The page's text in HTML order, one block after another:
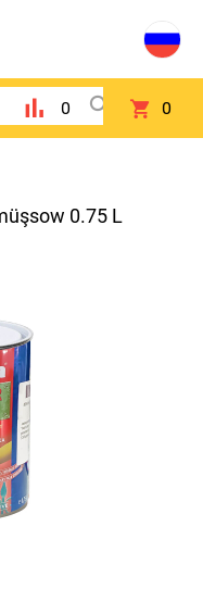
0 0
0.75 L